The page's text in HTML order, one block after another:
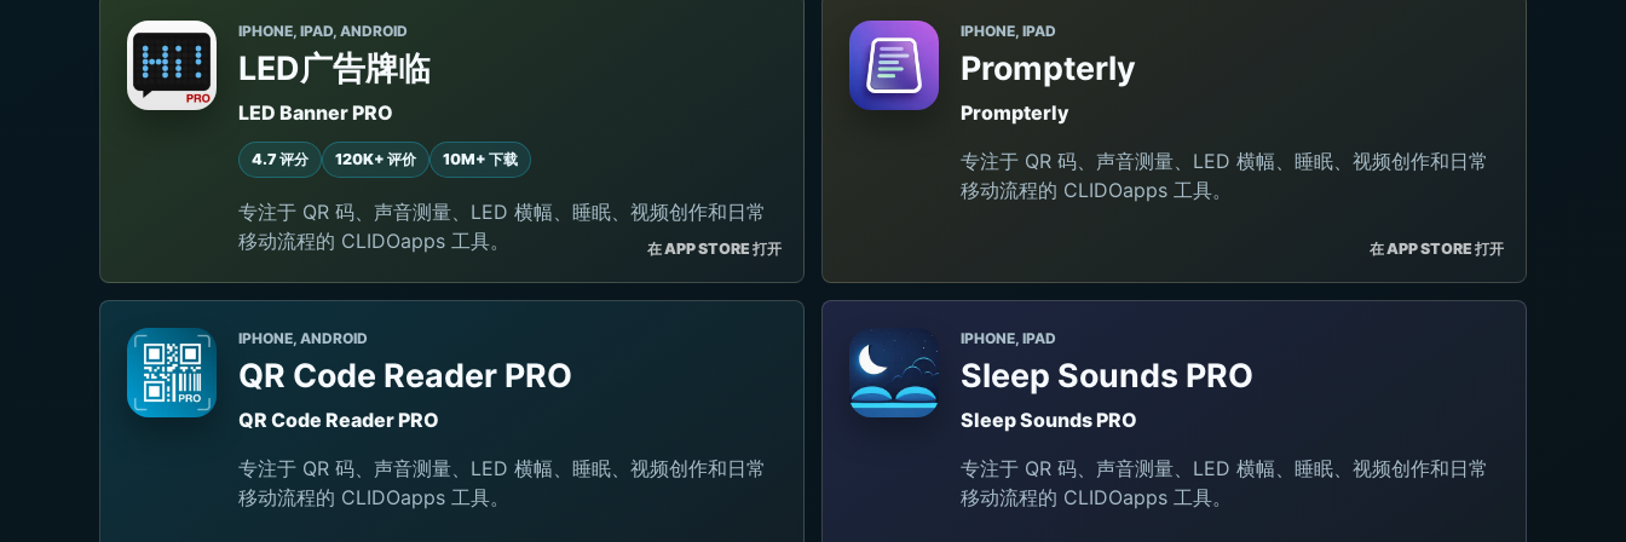
IPHONE, IPAD, ANDROID
LED广告牌临
LED Banner PRO
4.7 评分 120K+ 评价 10M+ 下载
专注于 QR 码、声音测量、LED 横幅、睡眠、视频创作和日常
移动流程的 CLIDOapps 工具。
在 APP STORE 打开
IPHONE, IPAD
Prompterly
Prompterly
专注于 QR 码、声音测量、LED 横幅、睡眠、视频创作和日常
移动流程的 CLIDOapps 工具。
在 APP STORE 打开
IPHONE, ANDROID
QR Code Reader PRO
QR Code Reader PRO
专注于 QR 码、声音测量、LED 横幅、睡眠、视频创作和日常
移动流程的 CLIDOapps 工具。
IPHONE, IPAD
Sleep Sounds PRO
Sleep Sounds PRO
专注于 QR 码、声音测量、LED 横幅、睡眠、视频创作和日常
移动流程的 CLIDOapps 工具。